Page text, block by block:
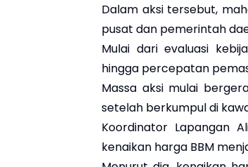
Dalam aksi tersebut,
pusat dan pemerintah
Mulai dari evaluasi
hingga percepatan
Massa aksi mulai
setelah berkumpul di
Koordinator Lapangan
kenaikan harga BBM